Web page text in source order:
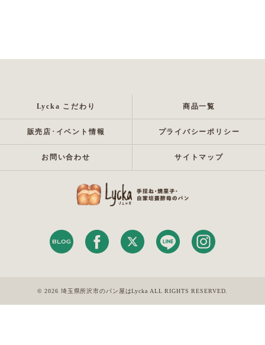
Lycka こだわり 商品一覧
販売店･イベント情報 プライバシーポリシー
お問い合わせ サイトマップ
© 2026 埼玉県所沢市のパン屋はLycka ALL RIGHTS RESERVED.